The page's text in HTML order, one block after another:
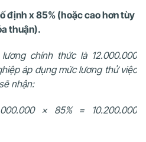
định x 85% (hoặc cao hơn tùy
thuận).
chính thức là 12.000.000
áp dụng mức lương thử việc
nhận:
× 85% = 10.200.000